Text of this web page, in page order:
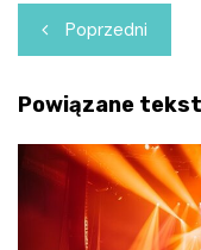
Nawigacja
wpisu
Poprzedni
Powiązane